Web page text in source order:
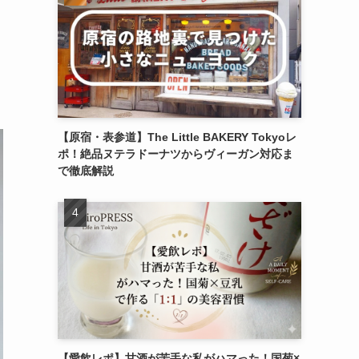
【原宿・表参道】The Little BAKERY Tokyoレ
ポ！絶品ヌテラドーナツからヴィーガン対応ま
で徹底解説